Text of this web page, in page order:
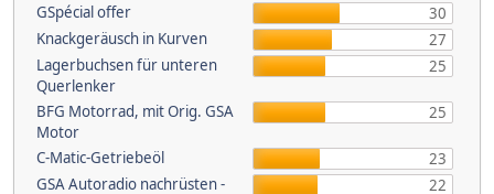
GSpécial offer
30
Knackgeräusch in Kurven
27
Lagerbuchsen für unteren
Querlenker
25
BFG Motorrad, mit Orig. GSA
Motor
25
C-Matic-Getriebeöl
23
GSA Autoradio nachrüsten -
22